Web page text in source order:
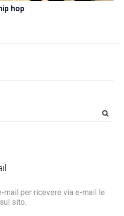
hop
per ricevere via e-mail le
sito.